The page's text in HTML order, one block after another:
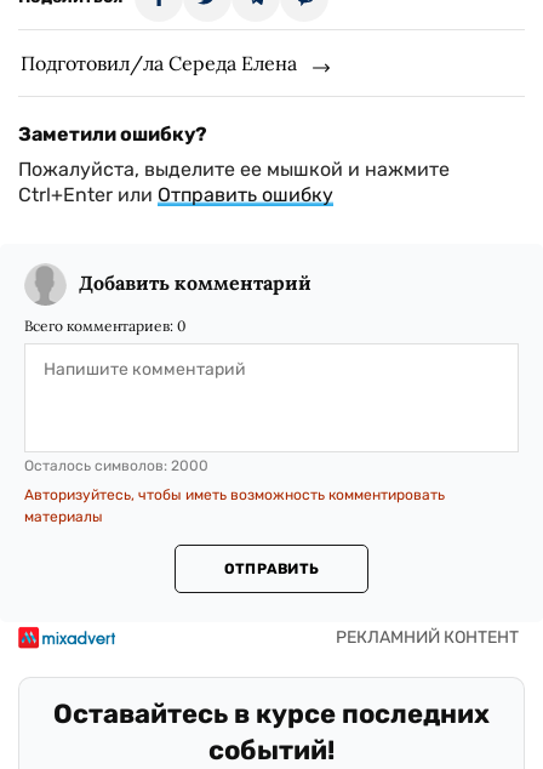
Подготовил/ла Середа Елена
Заметили ошибку?
Пожалуйста, выделите ее мышкой и нажмите
Ctrl+Enter или Отправить ошибку
Добавить комментарий
Всего комментариев: 0
Осталось символов: 2000
Авторизуйтесь, чтобы иметь возможность комментировать
материалы
ОТПРАВИТЬ
Оставайтесь в курсе последних
событий!